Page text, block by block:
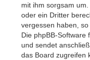
mit ihm sorgsam
oder ein Dritter
vergessen haben,
Die phpBB-Software
und sendet
das Board zugreifen